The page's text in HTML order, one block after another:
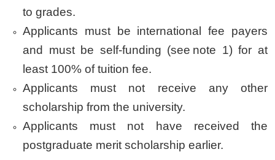
to grades.
Applicants must be international fee payers
and must be self-funding (see note 1) for at
least 100% of tuition fee.
Applicants must not receive any other
scholarship from the university.
Applicants must not have received the
postgraduate merit scholarship earlier.